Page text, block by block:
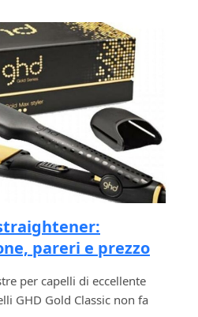
pareri e prezzo
per capelli di eccellente
GHD Gold Classic non fa